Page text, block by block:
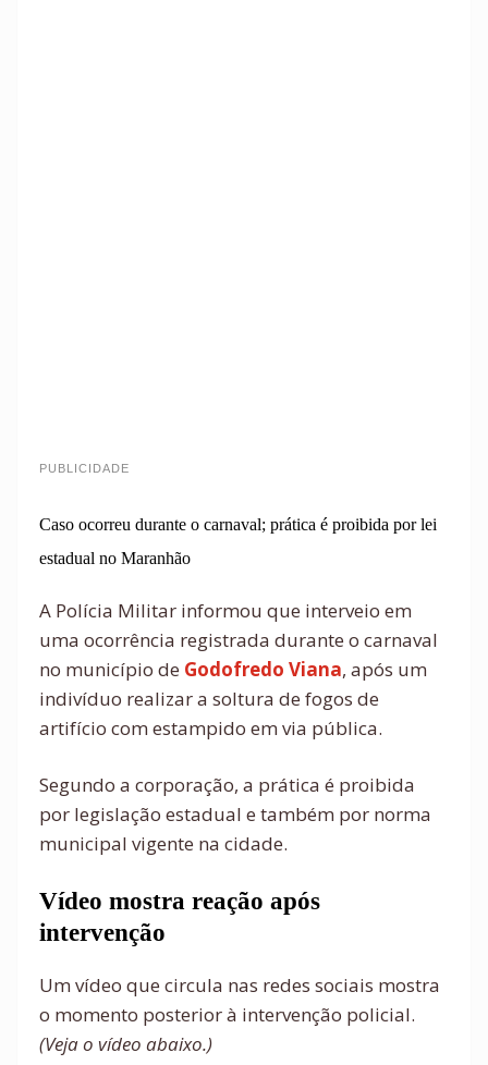
PUBLICIDADE
Caso ocorreu durante o carnaval; prática é proibida por lei
estadual no Maranhão
A Polícia Militar informou que interveio em
uma ocorrência registrada durante o carnaval
no município de Godofredo Viana, após um
indivíduo realizar a soltura de fogos de
artifício com estampido em via pública.
Segundo a corporação, a prática é proibida
por legislação estadual e também por norma
municipal vigente na cidade.
Vídeo mostra reação após
intervenção
Um vídeo que circula nas redes sociais mostra
o momento posterior à intervenção policial.
(Veja o vídeo abaixo.)